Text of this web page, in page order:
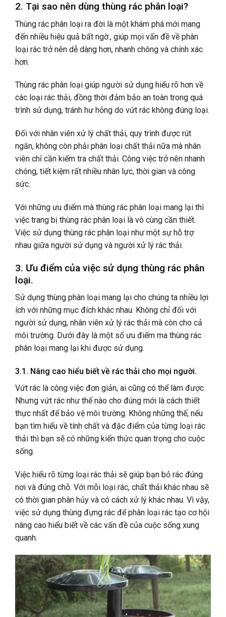
2. Tại sao nên dùng thùng rác phân loại?
Thùng rác phân loại ra đời là một khám phá mới mang
đến nhiều hiệu quả bất ngờ., giúp mọi vấn đề về phân
loại rác trở nên dễ dàng hơn, nhanh chóng và chính xác
hơn.
Thùng rác phân loại giúp người sử dụng hiểu rõ hơn về
các loại rác thải, đồng thời đảm bảo an toàn trong quá
trình sử dụng, tránh hư hỏng do vứt rác không đúng loại.
Đối với nhân viên xử lý chất thải, quy trình được rút
ngăn, không còn phải phân loại chất thải nữa mà nhân
viên chỉ cần kiểm tra chất thải. Công việc trở nên nhanh
chóng, tiết kiệm rất nhiều nhân lực, thời gian và công
sức.
Với những ưu điểm mà thùng rác phân loại mang lại thì
việc trang bị thùng rác phân loại là vô cùng cần thiết.
Việc sử dụng thùng rác phân loại như một sự hỗ trợ
nhau giữa người sử dụng và người xử lý rác thải.
3. Ưu điểm của việc sử dụng thùng rác phân
loại.
Sử dụng thùng phân loại mang lại cho chúng ta nhiều lợi
ích với những mục đích khác nhau. Không chỉ đối với
người sử dụng, nhân viên xử lý rác thải mà còn cho cả
môi trường. Dưới đây là một số ưu điểm ma thùng rác
phân loại mang lại khi được sử dụng.
3.1. Nâng cao hiểu biết về rác thải cho mọi người.
Vứt rác là công việc đơn giản, ai cũng có thể làm được.
Nhưng vứt rác như thế nào cho đúng mới là cách thiết
thực nhất để bảo vệ môi trường. Không những thế, nếu
bạn tìm hiểu về tính chất và đặc điểm của từng loại rác
thải thì bạn sẽ có những kiến ​​thức quan trọng cho cuộc
sống.
Việc hiểu rõ từng loại rác thải sẽ giúp bạn bỏ rác đúng
nơi và đúng chỗ. Với mỗi loại rác, chất thải khác nhau sẽ
có thời gian phân hủy và có cách xử lý khác nhau. Vì vậy,
việc sử dụng thùng đựng rác để phân loại rác tạo cơ hội
nâng cao hiểu biết về các vấn đề của cuộc sống xung
quanh.